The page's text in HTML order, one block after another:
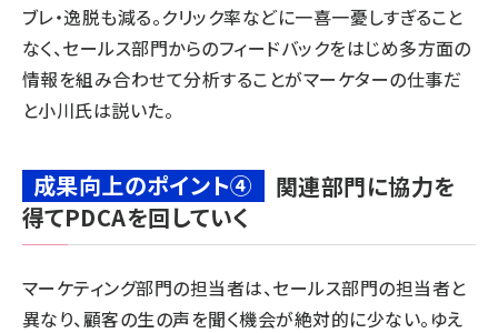
ブレ・逸脱も減る。クリック率などに一喜一憂しすぎること
なく、セールス部門からのフィードバックをはじめ多方面の
情報を組み合わせて分析することがマーケターの仕事だ
と小川氏は説いた。
成果向上のポイント④
関連部門に協力を
得てPDCAを回していく
マーケティング部門の担当者は、セールス部門の担当者と
異なり、顧客の生の声を聞く機会が絶対的に少ない。ゆえ